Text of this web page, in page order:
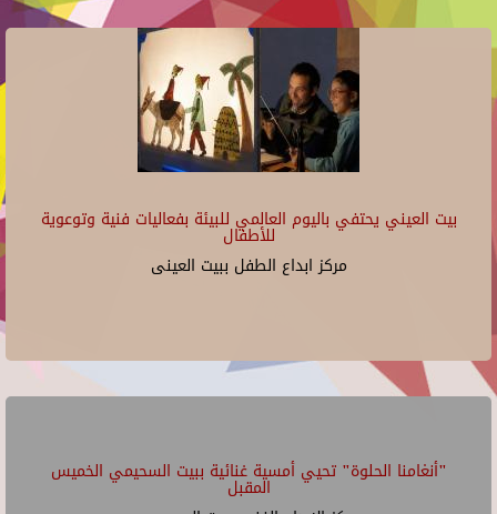
بيت العيني يحتفي باليوم العالمي للبيئة بفعاليات فنية وتوعوية
للأطفال
مركز ابداع الطفل ببيت العينى
"أنغامنا الحلوة" تحيي أمسية غنائية ببيت السحيمي الخميس
المقبل